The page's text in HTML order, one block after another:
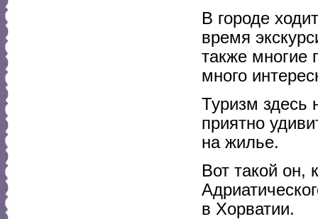
В городе
время
также многие
много
Туризм здесь
приятно
на жилье.
Вот такой он,
в Хорватии.